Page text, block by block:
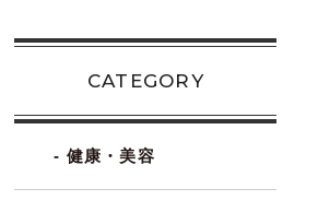
CATEGORY
- 健康・美容